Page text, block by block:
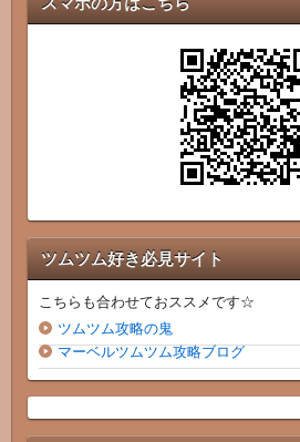
ツムツム好き必見サイト
こちらも合わせておススメです☆
ツムツム攻略の鬼
マーベルツムツム攻略ブログ